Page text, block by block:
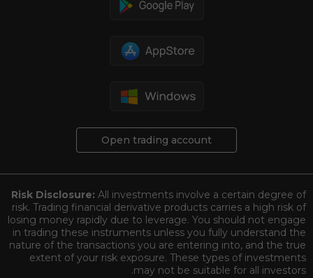
Open trading account
Risk Disclosure: All investments involve a certain degree of
risk. Trading financial derivative products carries a high risk of
losing money rapidly due to leverage. You should not engage
in trading these instruments unless you fully understand the
nature of the transactions you are entering into, and the true
extent of your risk exposure. These types of investments
may not be suitable for all investors.